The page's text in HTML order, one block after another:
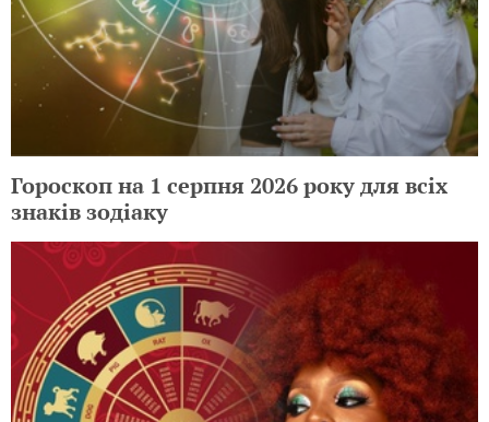
Гороскоп на 1 серпня 2026 року для всіх
знаків зодіаку